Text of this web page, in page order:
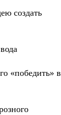
создать
«победить» в